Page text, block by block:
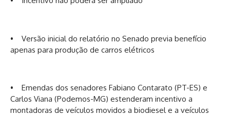
• Versão inicial do relatório no Senado previa benefício
apenas para produção de carros elétricos
• Emendas dos senadores Fabiano Contarato (PT-ES) e
Carlos Viana (Podemos-MG) estenderam incentivo a
montadoras de veículos movidos a biodiesel e a veículos